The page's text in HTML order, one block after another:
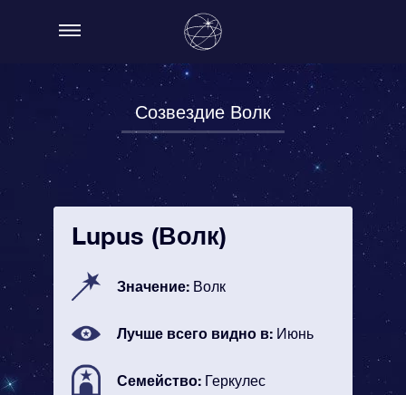
Созвездие Волк
Lupus (Волк)
Значение: Волк
Лучше всего видно в: Июнь
Семейство: Геркулес